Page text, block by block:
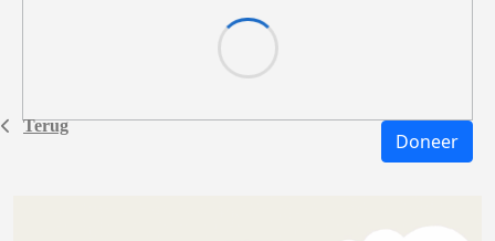
Terug
Doneer